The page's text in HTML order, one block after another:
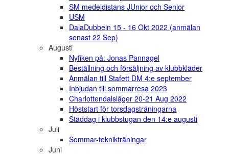
SM medeldistans JUnior och Senior
USM
DalaDubbeln 15 - 16 Okt 2022 (anmälan
senast 22 Sep)
Augusti
Nyfiken på: Jonas Pannagel
Beställning och försäljning av klubbkläder
Anmälan till Stafett DM 4:e september
Inbjudan till sommarresa 2023
Charlottendalsläger 20-21 Aug 2022
Höststart för torsdagsträningarna
Städdag i klubbstugan den 14:e augusti
Juli
Sommar-teknikträningar
Juni